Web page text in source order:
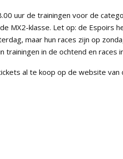
uur de trainingen voor de
MX2-klasse. Let op: de Espoirs
maar hun races zijn op
trainingen in de ochtend en races
al te koop op de website van